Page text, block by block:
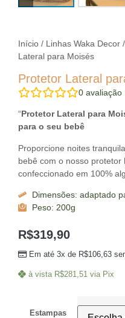
Início / Linhas Waka Decor /
Lateral para Moisés
Protetor Lateral
0 avaliação
“Protetor Lateral para
para o seu bebê
Proporcione noites
bebê com o nosso protetor
confeccionado em 100%
Dimensões: adaptado
Peso: 200g
R$319,90
Em até 3x de R$106,63
à vista R$281,51 via Pix
Estampas